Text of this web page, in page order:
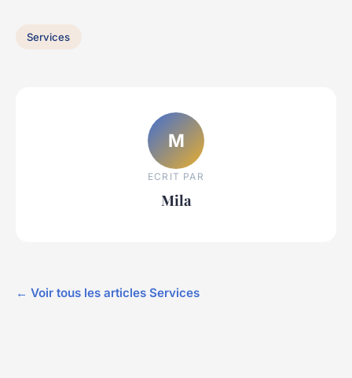
Services
M
ECRIT PAR
Mila
← Voir tous les articles Services